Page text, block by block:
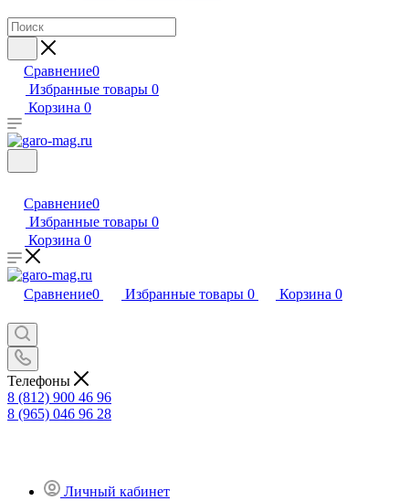
Сравнение0
Избранные товары 0
Корзина 0
Сравнение0
Избранные товары 0
Корзина 0
Сравнение0 Избранные товары 0 Корзина 0
Телефоны
8 (812) 900 46 96
8 (965) 046 96 28
Личный кабинет